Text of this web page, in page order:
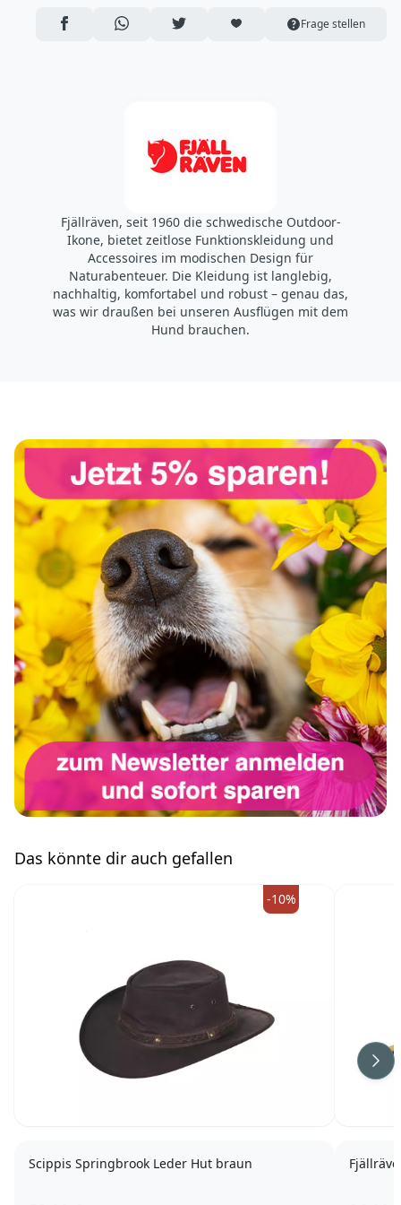
894 35 Själevad
Schweden
AUF FACEBOOK TEILEN
ÜBER WHATSAPP TEILEN
AUF TWITTER TEILENARTIKEL AUF DIE MERKLISTE
Frage stellen
Fjällräven, seit 1960 die schwedische Outdoor-
Ikone, bietet zeitlose Funktionskleidung und
Accessoires im modischen Design für
Naturabenteuer. Die Kleidung ist langlebig,
nachhaltig, komfortabel und robust – genau das,
was wir draußen bei unseren Ausflügen mit dem
Hund brauchen.
Das könnte dir auch gefallen
-10%
Scippis Springbrook Leder Hut braun